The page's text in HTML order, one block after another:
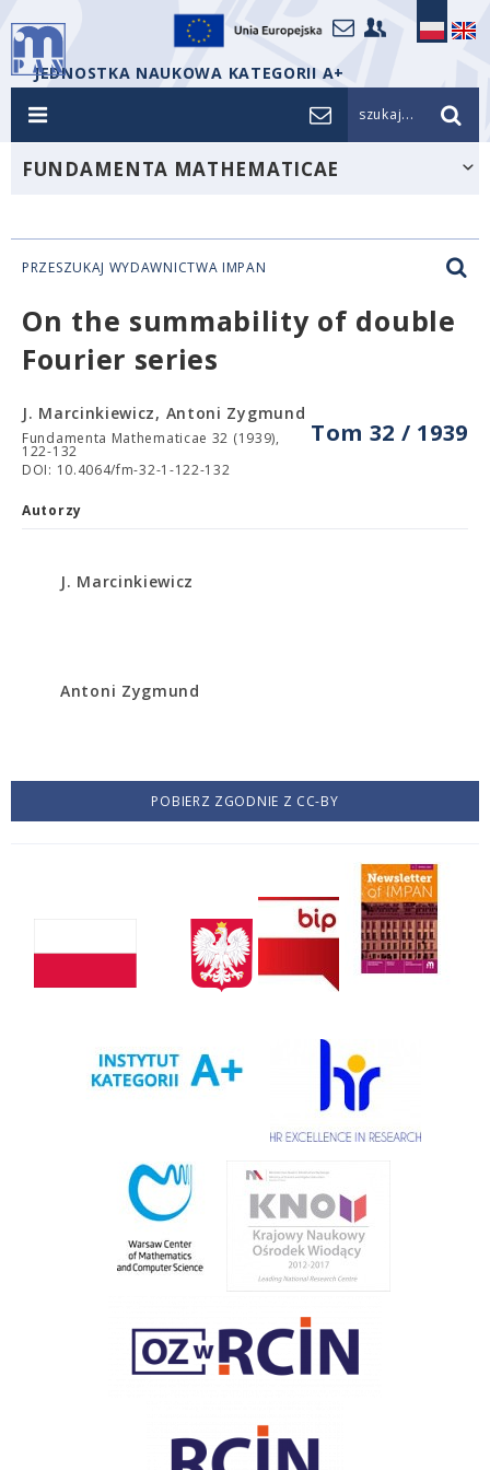
JEDNOSTKA NAUKOWA KATEGORII A+
szukaj...
FUNDAMENTA MATHEMATICAE
PRZESZUKAJ WYDAWNICTWA IMPAN
On the summability of double
Fourier series
Tom 32 / 1939
J. Marcinkiewicz, Antoni Zygmund
Fundamenta Mathematicae 32 (1939),
122-132
DOI: 10.4064/fm-32-1-122-132
Autorzy
J. Marcinkiewicz
Antoni Zygmund
POBIERZ ZGODNIE Z CC-BY